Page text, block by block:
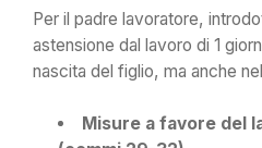
Per il padre lavoratore,
astensione dal lavoro di 1
nascita del figlio, ma anche
Misure a favore del